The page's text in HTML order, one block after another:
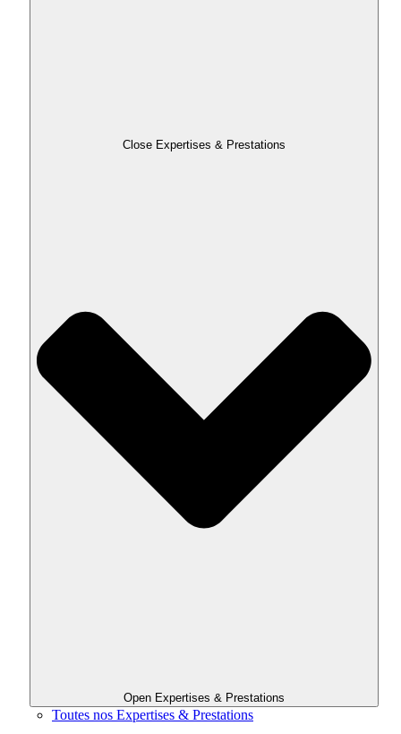
Close Expertises & Prestations
Open Expertises & Prestations
Toutes nos Expertises & Prestations